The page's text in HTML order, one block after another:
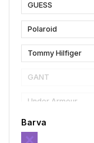
GUESS
Polaroid
Tommy Hilfiger
GANT
Under Armour
Privé Revaux
Barva